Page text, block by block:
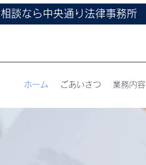
談なら中央通り法律事務所
ホーム ごあいさつ 業務内容